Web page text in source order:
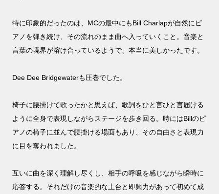
特に印象的だったのは、MCの最中にもBill Charlapが自然にピ
アノを弾き続け、その流れのまま曲へ入っていくこと。音楽と
言葉の境界が溶け合っているようで、本当に美しかったです。
Dee Dee Bridgewaterも圧巻でした。
椅子に腰掛けて歌ったかと思えば、歌詞をひと言ひと言届ける
ように全身で表現しながらステージを歩き回る。時にはBillのピ
アノの椅子に並んで腰掛ける場面もあり、その自由さと表現力
に目を奪われました。
互いに曲を深く理解し尽くし、相手の呼吸を感じながら瞬時に
応答する。それだけの音楽的な土台と即興力があって初めて成